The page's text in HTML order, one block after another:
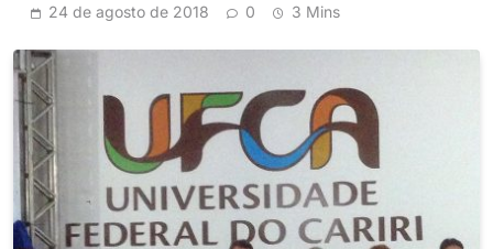
24 de agosto de 2018 0 3 Mins